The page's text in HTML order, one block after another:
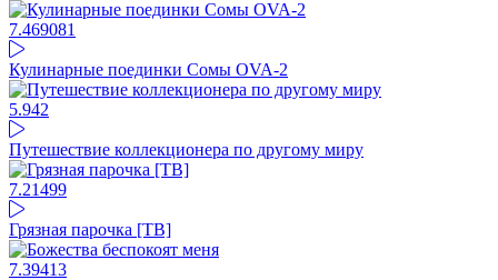
7.469081
Кулинарные поединки Сомы OVA-2
5.942
Путешествие коллекционера по другому миру
7.21499
Грязная парочка [ТВ]
7.39413